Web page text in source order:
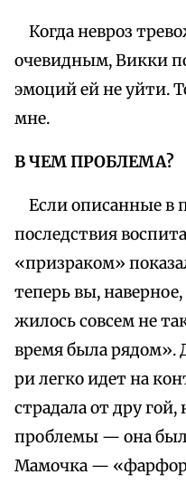
Когда невроз
очевидным, Викки
эмоций ей не уйти.
мне.
В ЧЕМ ПРОБЛЕМА?
Если описанные в
последствия
«призраком»
теперь вы,
жилось совсем не
время была рядом».
ри легко идет на
страдала от дру
проблемы — она
Мамочка —